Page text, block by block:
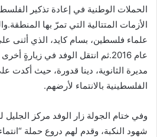
الحملات الوطنية في إعادة تذكير
الأزمات المتتالية التي تمرّ بها
علماء فلسطين، بسام كايد، الذي أثنى
عام 2016.ثم انتقل الوفد في زيارةٍ
مديرة الثانوية، دينا قدورة، حيث أكدت
الفلسطينية بالانتماء لأرضهم.
وفي ختام الجولة زار الوفد مركز
شهود النكبة، وقدم لهم دروع حملة